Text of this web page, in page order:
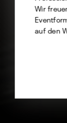
Wir
auf den